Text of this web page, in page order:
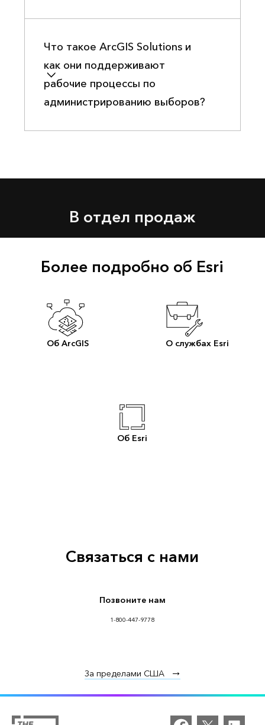
Что такое ArcGIS Solutions и
как они поддерживают
рабочие процессы по
администрированию выборов?
В отдел продаж
Более подробно об Esri
Об ArcGIS О службах Esri
Об Esri
Связаться с нами
Позвоните нам
1-800-447-9778
За пределами США